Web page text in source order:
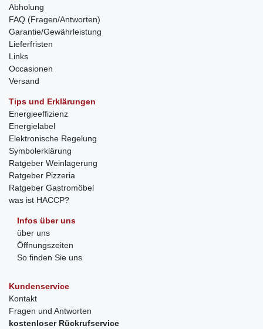
Abholung
FAQ (Fragen/Antworten)
Garantie/Gewährleistung
Lieferfristen
Links
Occasionen
Versand
Tips und Erklärungen
Energieeffizienz
Energielabel
Elektronische Regelung
Symbolerklärung
Ratgeber Weinlagerung
Ratgeber Pizzeria
Ratgeber Gastromöbel
was ist HACCP?
Infos über uns
über uns
Öffnungszeiten
So finden Sie uns
Kundenservice
Kontakt
Fragen und Antworten
kostenloser Rückrufservice